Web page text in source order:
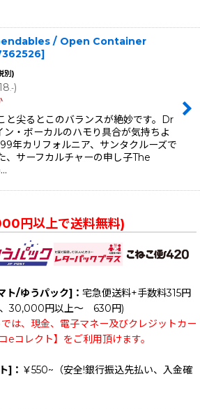
/ Open Container
]
別)
.-)
と尖るとこのバランスが絶妙です。Dr
ン・ボーカルのハモり具合が気持ちよ
年カリフォルニア、サンタクルーズで
、サーフカルチャーの申し子The
円以上で送料無料)
ト/ゆうパック]： 宅急便送料+手数料315円
30,000円以上～ 630円)
は、現金、電子マネー及びクレジットカー
eコレクト】をご利用頂けます。
]： ￥550~（安全!銀行振込先払い、入金確